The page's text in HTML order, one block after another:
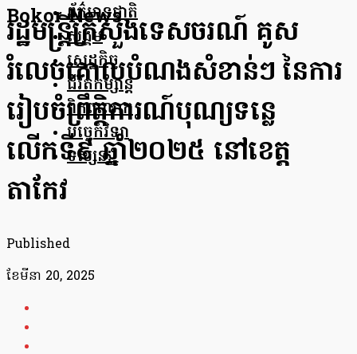
Bokor News
ព័ត៌មានជាតិ
សង្គម
សេដ្ឋកិច្ច
ជីវិតកម្សាន្ត
ពិភពលោក
បច្ចេកវិទ្យា
ទស្សនៈ
រដ្ឋមន្ត្រីក្រសួងទេសចរណ៍ គូស
រំលេចគោលបំណងសំខាន់ៗ នៃការ
រៀបចំព្រឹត្តិការណ៍បុណ្យទន្លេ
លើកទី៩ ឆ្នាំ២០២៥ នៅខេត្ត
តាកែវ
Published
ខែ​មីនា 20, 2025